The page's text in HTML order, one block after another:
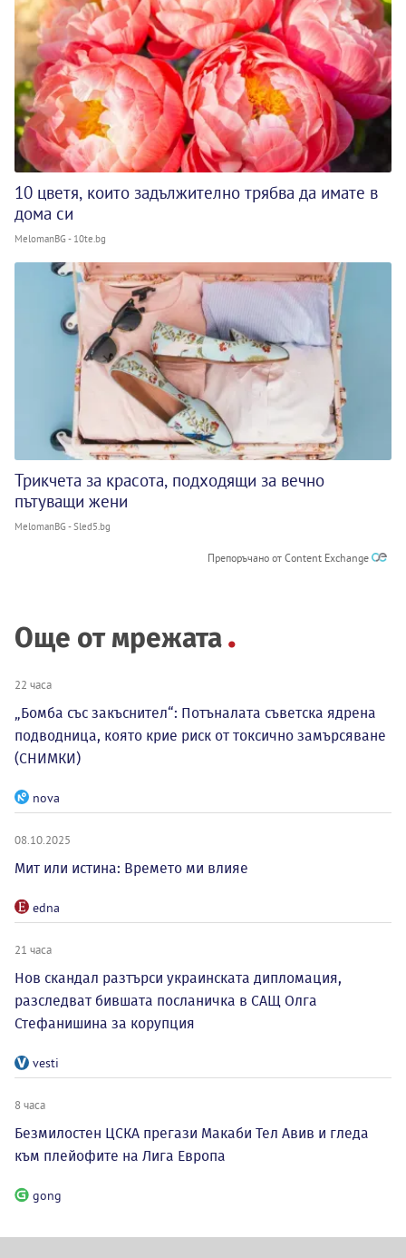
10 цветя, които задължително трябва да имате в
дома си
MelomanBG - 10te.bg
Трикчета за красота, подходящи за вечно
пътуващи жени
MelomanBG - Sled5.bg
Препоръчано от Content Exchange
Още от мрежата
22 часа
„Бомба със закъснител“: Потъналата съветска ядрена
подводница, която крие риск от токсично замърсяване
(СНИМКИ)
nova
08.10.2025
Мит или истина: Времето ми влияе
edna
21 часа
Нов скандал разтърси украинската дипломация,
разследват бившата посланичка в САЩ Олга
Стефанишина за корупция
vesti
8 часа
Безмилостен ЦСКА прегази Макаби Тел Авив и гледа
към плейофите на Лига Европа
gong